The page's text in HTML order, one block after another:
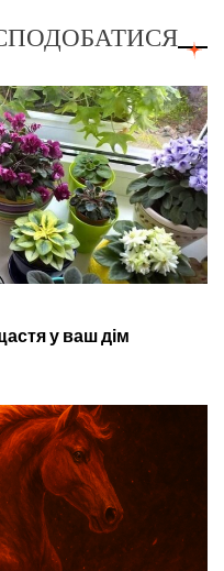
у ваш дім